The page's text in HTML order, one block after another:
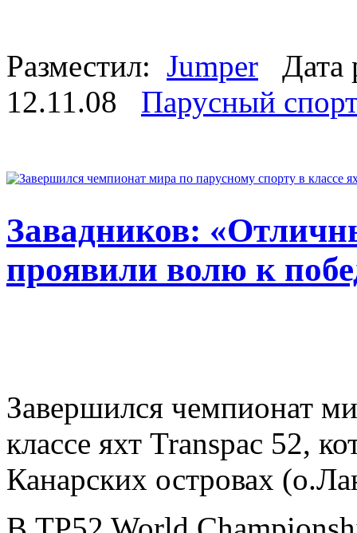
Разместил: Jumper Дата
12.11.08 Парусный
Завадников:
проявили волю к
Завершился чемпионат
классе яхт Transpac 52,
Канарских островах